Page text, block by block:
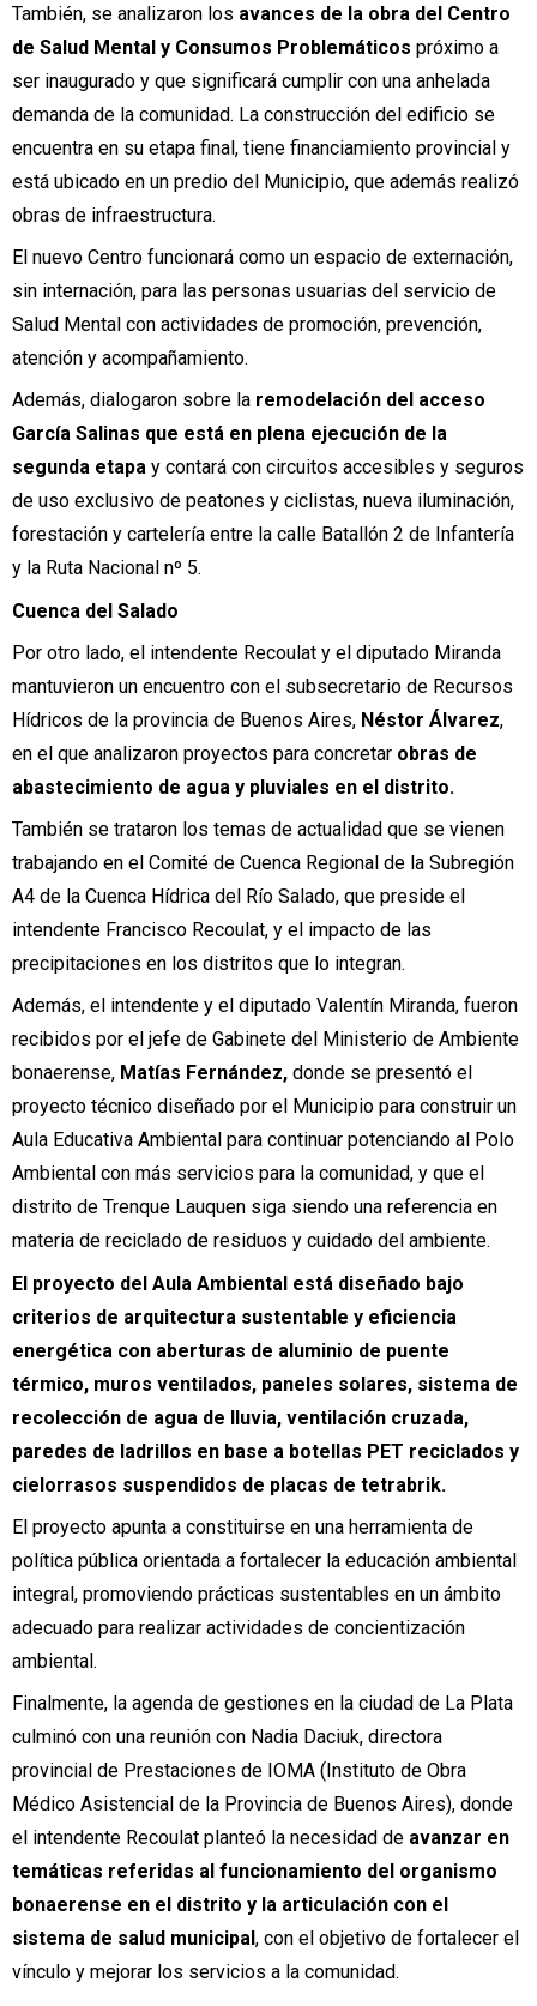
También, se analizaron los avances de la obra del Centro
de Salud Mental y Consumos Problemáticos próximo a
ser inaugurado y que significará cumplir con una anhelada
demanda de la comunidad. La construcción del edificio se
encuentra en su etapa final, tiene financiamiento provincial y
está ubicado en un predio del Municipio, que además realizó
obras de infraestructura.
El nuevo Centro funcionará como un espacio de externación,
sin internación, para las personas usuarias del servicio de
Salud Mental con actividades de promoción, prevención,
atención y acompañamiento.
Además, dialogaron sobre la remodelación del acceso
García Salinas que está en plena ejecución de la
segunda etapa y contará con circuitos accesibles y seguros
de uso exclusivo de peatones y ciclistas, nueva iluminación,
forestación y cartelería entre la calle Batallón 2 de Infantería
y la Ruta Nacional nº 5.
Cuenca del Salado
Por otro lado, el intendente Recoulat y el diputado Miranda
mantuvieron un encuentro con el subsecretario de Recursos
Hídricos de la provincia de Buenos Aires, Néstor Álvarez,
en el que analizaron proyectos para concretar obras de
abastecimiento de agua y pluviales en el distrito.
También se trataron los temas de actualidad que se vienen
trabajando en el Comité de Cuenca Regional de la Subregión
A4 de la Cuenca Hídrica del Río Salado, que preside el
intendente Francisco Recoulat, y el impacto de las
precipitaciones en los distritos que lo integran.
Además, el intendente y el diputado Valentín Miranda, fueron
recibidos por el jefe de Gabinete del Ministerio de Ambiente
bonaerense, Matías Fernández, donde se presentó el
proyecto técnico diseñado por el Municipio para construir un
Aula Educativa Ambiental para continuar potenciando al Polo
Ambiental con más servicios para la comunidad, y que el
distrito de Trenque Lauquen siga siendo una referencia en
materia de reciclado de residuos y cuidado del ambiente.
El proyecto del Aula Ambiental está diseñado bajo
criterios de arquitectura sustentable y eficiencia
energética con aberturas de aluminio de puente
térmico, muros ventilados, paneles solares, sistema de
recolección de agua de lluvia, ventilación cruzada,
paredes de ladrillos en base a botellas PET reciclados y
cielorrasos suspendidos de placas de tetrabrik.
El proyecto apunta a constituirse en una herramienta de
política pública orientada a fortalecer la educación ambiental
integral, promoviendo prácticas sustentables en un ámbito
adecuado para realizar actividades de concientización
ambiental.
Finalmente, la agenda de gestiones en la ciudad de La Plata
culminó con una reunión con Nadia Daciuk, directora
provincial de Prestaciones de IOMA (Instituto de Obra
Médico Asistencial de la Provincia de Buenos Aires), donde
el intendente Recoulat planteó la necesidad de avanzar en
temáticas referidas al funcionamiento del organismo
bonaerense en el distrito y la articulación con el
sistema de salud municipal , con el objetivo de fortalecer el
vínculo y mejorar los servicios a la comunidad.